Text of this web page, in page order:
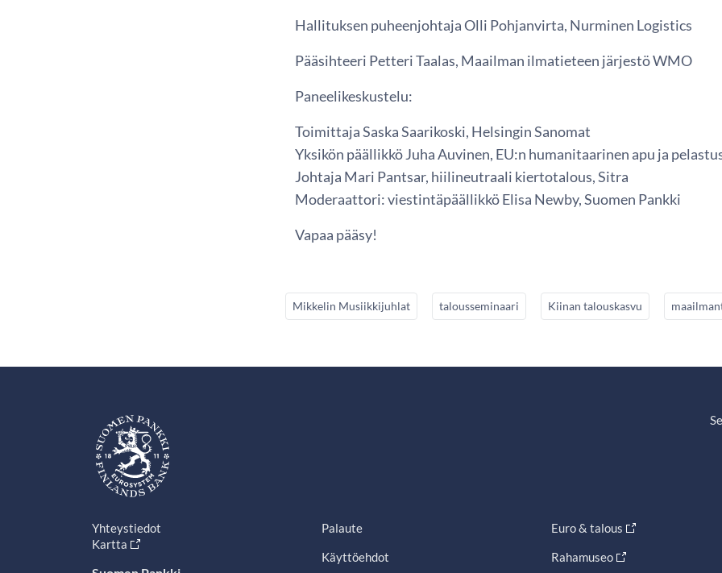
Hallituksen puheenjohtaja Olli Pohjanvirta, Nurminen Logistics
Pääsihteeri Petteri Taalas, Maailman ilmatieteen järjestö WMO
Paneelikeskustelu:
Toimittaja Saska Saarikoski, Helsingin Sanomat
Yksikön päällikkö Juha Auvinen, EU:n humanitaarinen apu ja
Johtaja Mari Pantsar, hiilineutraali kiertotalous, Sitra
Moderaattori: viestintäpäällikkö Elisa Newby, Suomen Pankki
Vapaa pääsy!
Mikkelin Musiikkijuhlat talousseminaari Kiinan talouskasvu
Yhteystiedot
Kartta
Palaute
Käyttöehdot
Euro & talous
Rahamuseo